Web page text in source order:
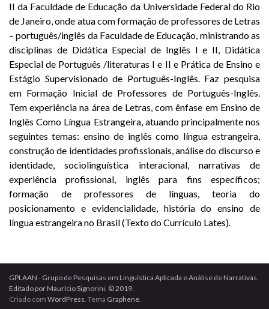
II da Faculdade de Educação da Universidade Federal do Rio
de Janeiro, onde atua com formação de professores de Letras
– português/inglês da Faculdade de Educação, ministrando as
disciplinas de Didática Especial de Inglês I e II, Didática
Especial de Português /literaturas I e II e Prática de Ensino e
Estágio Supervisionado de Português-Inglês. Faz pesquisa
em Formação Inicial de Professores de Português-Inglês.
Tem experiência na área de Letras, com ênfase em Ensino de
Inglês Como Língua Estrangeira, atuando principalmente nos
seguintes temas: ensino de inglês como língua estrangeira,
construção de identidades profissionais, análise do discurso e
identidade, sociolinguística interacional, narrativas de
experiência profissional, inglês para fins específicos;
formação de professores de línguas, teoria do
posicionamento e evidencialidade, história do ensino de
língua estrangeira no Brasil(Texto do Currículo Lates).
GPLAAN - Grupo de Pesquisas em Linguística Aplicada e Análise de Narrativas.
Editado por Maurício Signorini. © 2019.
Criado com WordPress. Tema Graphene.